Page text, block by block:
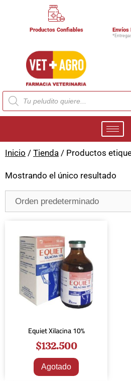
Productos Confiables Envíos
Inicio / Tienda / Productos
Mostrando el único resultado
Equiet Xilacina 10%
$132.500
Agotado